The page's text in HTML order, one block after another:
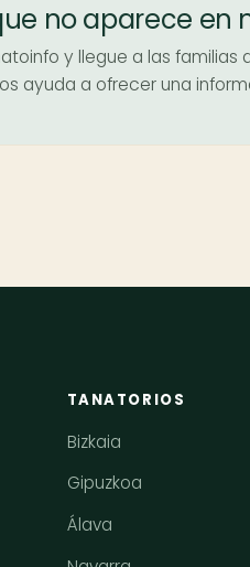
no aparece en
y llegue a las familias
ayuda a ofrecer una
TANATORIOS
Bizkaia
Gipuzkoa
Álava